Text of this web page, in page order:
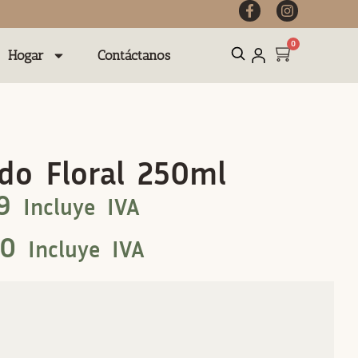
Hogar Contáctanos
0
Floral 250ml
Incluye IVA
Incluye IVA